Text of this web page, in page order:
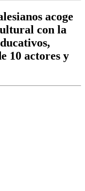
acoge
con la
10 actores y